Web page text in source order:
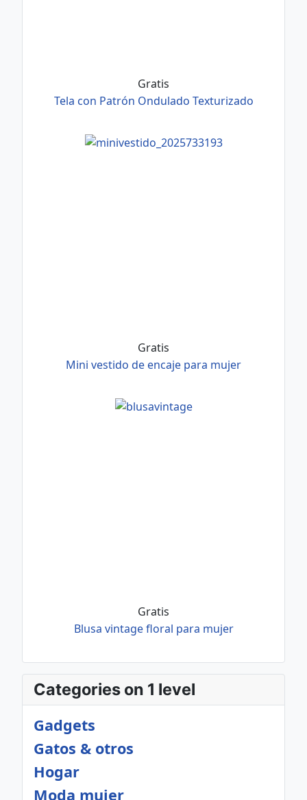
Gratis
Tela con Patrón Ondulado Texturizado
Gratis
Mini vestido de encaje para mujer
Gratis
Blusa vintage floral para mujer
Categories on 1 level
Gadgets
Gatos & otros
Hogar
Moda mujer